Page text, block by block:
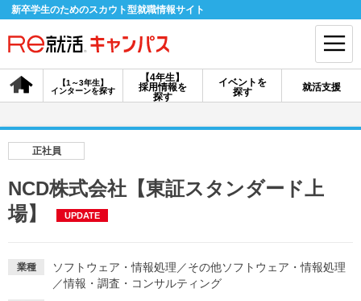
新卒学生のためのスカウト型就職情報サイト
【4年生】
採用情報を
探す
【1～3年生】
インターンを探す
イベントを
探す
就活支援
会員登録 ログイン
正社員
NCD株式会社【東証スタンダード上
場】
UPDATE
業種 ソフトウェア・情報処理 ／その他ソフトウェア・情報処理
／情報・調査・コンサルティング